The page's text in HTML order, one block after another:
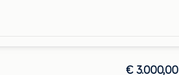
€ 3.000,00